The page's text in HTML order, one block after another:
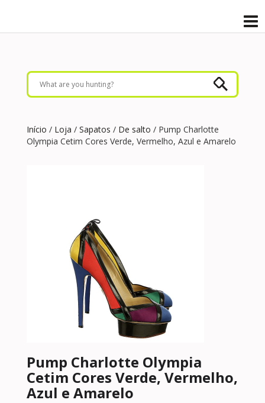
Início / Loja / Sapatos / De salto / Pump Charlotte
Olympia Cetim Cores Verde, Vermelho, Azul e Amarelo
Pump Charlotte Olympia
Cetim Cores Verde, Vermelho,
Azul e Amarelo